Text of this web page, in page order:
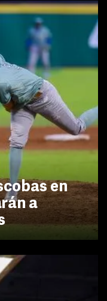
en
a